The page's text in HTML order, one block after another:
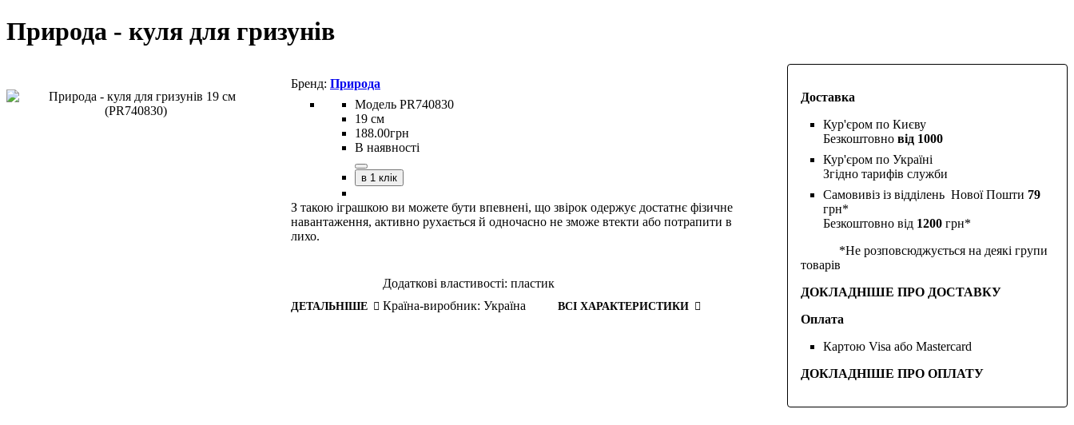
Природа - куля для гризунів
Доставка
Кур'єром по Києву
Безкоштовно від 1000
Кур'єром по Україні
Згідно тарифів служби
Самовивіз із відділень Нової Пошти 79
грн*
Безкоштовно від 1200 грн*
*Не розповсюджується на деякі групи
товарів
ДОКЛАДНІШЕ ПРО ДОСТАВКУ
Оплата
Картою Visa або Mastercard
ДОКЛАДНІШЕ ПРО ОПЛАТУ
Природа
PR740830
19 см
188.00грн
В наявності
в 1 клік
З такою іграшкою ви можете бути впевнені, що звірок одержує достатнє фізичне
навантаження, активно рухається й одночасно не зможе втекти або потрапити в
лихо.
ДЕТАЛЬНІШЕ
Додаткові властивості: пластик
Країна-виробник: Україна ВСІ ХАРАКТЕРИСТИКИ